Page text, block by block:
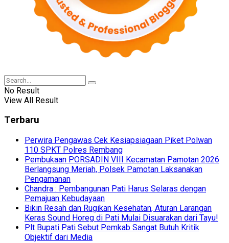
No Result
View All Result
Terbaru
Perwira Pengawas Cek Kesiapsiagaan Piket Polwan
110 SPKT Polres Rembang
Pembukaan PORSADIN VIII Kecamatan Pamotan 2026
Berlangsung Meriah, Polsek Pamotan Laksanakan
Pengamanan
Chandra : Pembangunan Pati Harus Selaras dengan
Pemajuan Kebudayaan
Bikin Resah dan Rugikan Kesehatan, Aturan Larangan
Keras Sound Horeg di Pati Mulai Disuarakan dari Tayu!
Plt Bupati Pati Sebut Pemkab Sangat Butuh Kritik
Objektif dari Media